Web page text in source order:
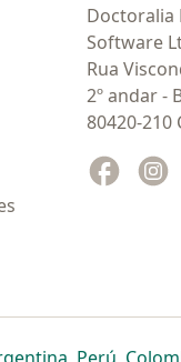
Doctoralia
Software
Rua
2º andar -
80420-210
abre
separador
num novoabre num
abre